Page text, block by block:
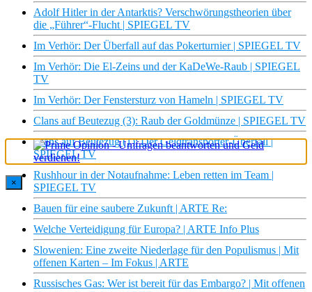
Adolf Hitler in der Antarktis? Verschwörungstheorien über
die „Führer“-Flucht | SPIEGEL TV
Im Verhör: Der Überfall auf das Pokerturnier | SPIEGEL TV
Im Verhör: Die El-Zeins und der KaDeWe-Raub | SPIEGEL
TV
Im Verhör: Der Fenstersturz von Hameln | SPIEGEL TV
Clans auf Beutezug (3): Raub der Goldmünze | SPIEGEL TV
Clans auf Beutezug (1): Der Geldtransporter-Überfall |
SPIEGEL TV
Rushhour in der Notaufnahme: Leben retten im Team |
SPIEGEL TV
Bauen für eine saubere Zukunft | ARTE Re:
Welche Verteidigung für Europa? | ARTE Info Plus
Slowenien: Eine zweite Niederlage für den Populismus | Mit
offenen Karten – Im Fokus | ARTE
Russisches Gas: Wer ist bereit für das Embargo? | Mit offenen
×